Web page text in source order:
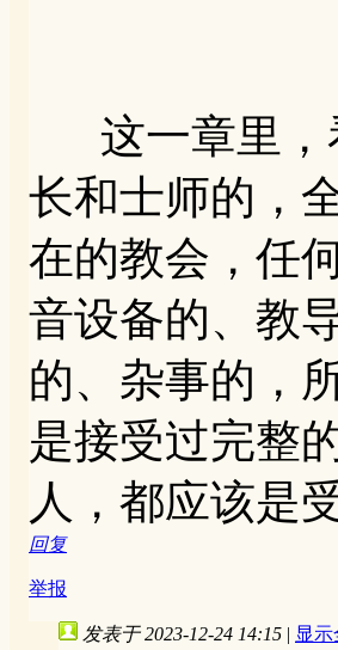
这一章里，
长和士师的，
在的教会，任
音设备的、教
的、杂事的，
是接受过完整
人，都应该是
回复
举报
发表于 2023-12-24 14:15 | 显